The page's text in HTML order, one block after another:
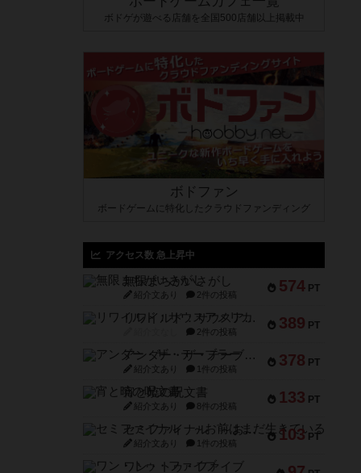
ボドゲが遊べる店舗を全国500店舗以上掲載中
ボドファン
ボードゲームに特化したクラウドファンディング
アクセス数 急上昇中
574 PT
無限まちがいさがし
紹介文あり 2件の投稿
389 PT
リワイルド：サウスアメリカ
2件の投稿
378 PT
アンダー・ザ・テーブラー
紹介文あり 1件の投稿
133 PT
宵と暁の呪文書
紹介文あり 8件の投稿
103 PT
セミファイナル ～お前はまだ生きている～
紹介文あり 1件の投稿
ワン・トゥ・ファイブ